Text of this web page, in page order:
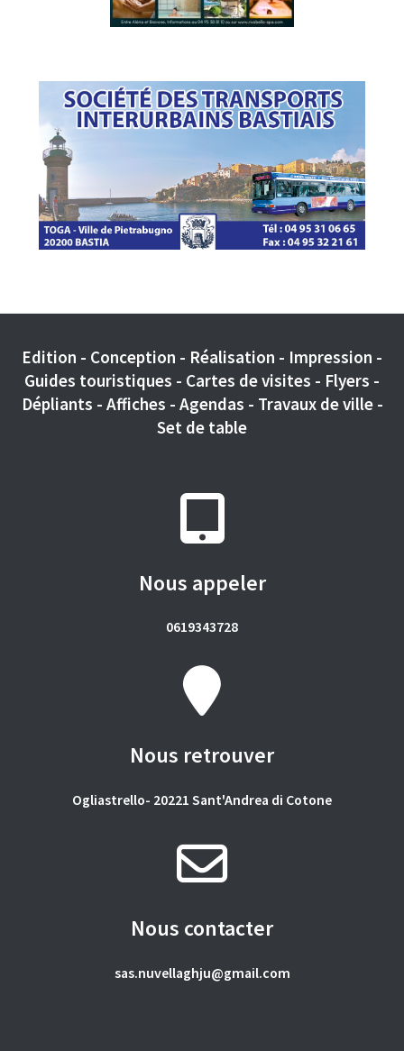
Edition - Conception - Réalisation - Impression -
Guides touristiques - Cartes de visites - Flyers -
Dépliants - Affiches - Agendas - Travaux de ville -
Set de table
Nous appeler
0619343728
Nous retrouver
Ogliastrello- 20221 Sant'Andrea di Cotone
Nous contacter
sas.nuvellaghju@gmail.com